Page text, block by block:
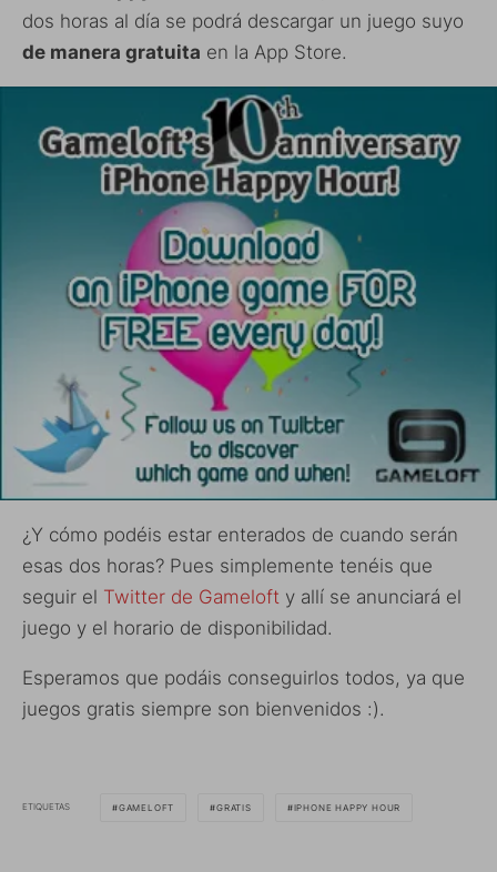
dos horas al día se podrá descargar un juego suyo
de manera gratuita en la App Store.
¿Y cómo podéis estar enterados de cuando serán
esas dos horas? Pues simplemente tenéis que
seguir el Twitter de Gameloft y allí se anunciará el
juego y el horario de disponibilidad.
Esperamos que podáis conseguirlos todos, ya que
juegos gratis siempre son bienvenidos :).
ETIQUETAS GAMELOFT GRATIS IPHONE HAPPY HOUR